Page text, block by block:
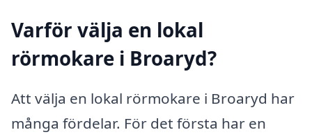
Varför välja en lokal
rörmokare i Broaryd?
Att välja en lokal rörmokare i Broaryd har
många fördelar. För det första har en